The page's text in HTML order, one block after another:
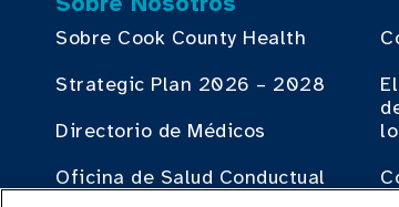
Sobre Cook County Health
Strategic Plan 2026 – 2028
Directorio de Médicos
Oficina de Salud Conductual